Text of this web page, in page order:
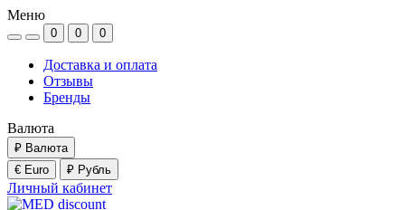
Меню
0 0 0
Доставка и оплата
Отзывы
Бренды
Валюта
₽ Валюта
€ Euro
₽ Рубль
Личный кабинет